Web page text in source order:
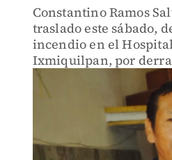
Constantino Ramos
traslado este sábado,
incendio en el
Ixmiquilpan, por